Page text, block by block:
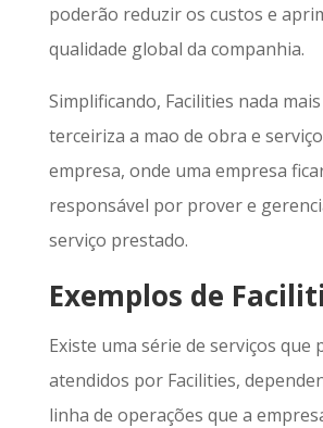
poderão reduzir os custos e
qualidade global da companhia.
Simplificando, Facilities nada
terceiriza a mao de obra e
empresa, onde uma empresa
responsável por prover e
serviço prestado.
Exemplos de
Existe uma série de serviços que
atendidos por Facilities,
linha de operações que a